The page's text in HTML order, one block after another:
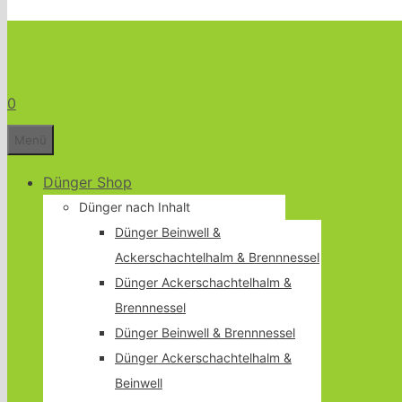
0
Dünger Shop
Dünger nach Inhalt
Dünger Beinwell &
Ackerschachtelhalm & Brennnessel
Dünger Ackerschachtelhalm &
Brennnessel
Dünger Beinwell & Brennnessel
Dünger Ackerschachtelhalm &
Beinwell